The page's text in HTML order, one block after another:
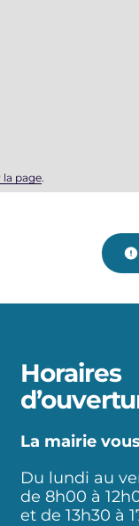
la page.
Horaires
La mairie
Du lundi au
de 8h00 à
et de 13h30 à